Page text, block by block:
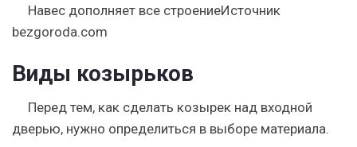
Навес дополняет все строениеИсточник
bezgoroda.com
Виды козырьков
Перед тем, как сделать козырек над входной
дверью, нужно определиться в выборе материала.